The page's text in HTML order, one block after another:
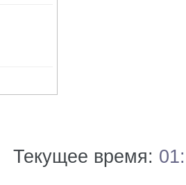
Текущее время: